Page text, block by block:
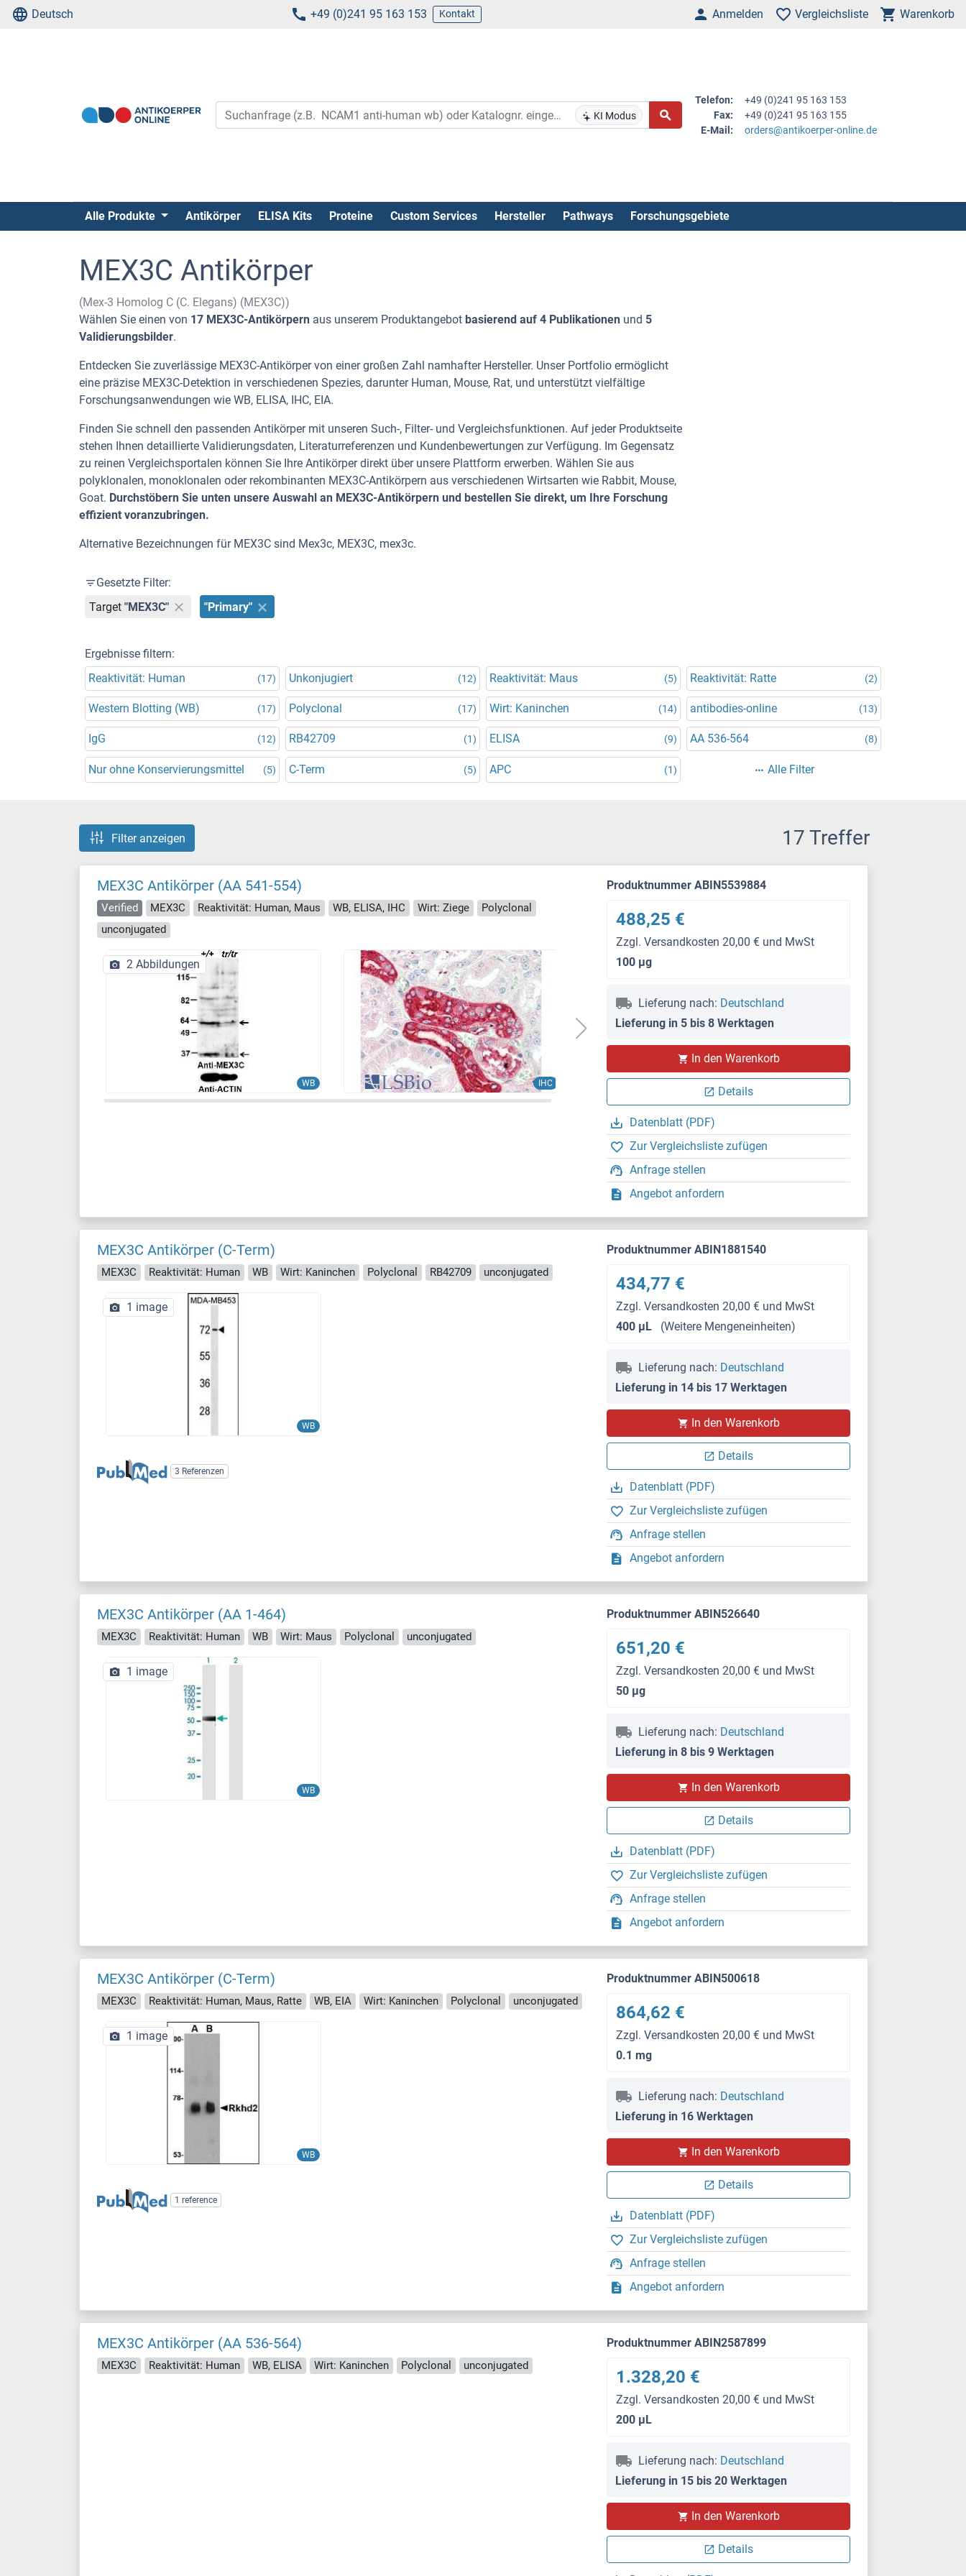
Deutsch +49 (0)241 95 163 153 Kontakt Anmelden Vergleichsliste Warenkorb
KI Modus
Telefon:
+49 (0)241 95 163 153
Fax:
+49 (0)241 95 163 155
E-Mail:
orders@antikoerper-online.de
Alle Produkte Antikörper ELISA Kits Proteine Custom Services Hersteller Pathways Forschungsgebiete
MEX3C Antikörper
(Mex-3 Homolog C (C. Elegans) (MEX3C))
Wählen Sie einen von 17 MEX3C-Antikörpern aus unserem Produktangebot basierend auf 4 Publikationen und 5
Validierungsbilder.
Entdecken Sie zuverlässige MEX3C-Antikörper von einer großen Zahl namhafter Hersteller. Unser Portfolio ermöglicht
eine präzise MEX3C-Detektion in verschiedenen Spezies, darunter Human, Mouse, Rat, und unterstützt vielfältige
Forschungsanwendungen wie WB, ELISA, IHC, EIA.
Finden Sie schnell den passenden Antikörper mit unseren Such-, Filter- und Vergleichsfunktionen. Auf jeder Produktseite
stehen Ihnen detaillierte Validierungsdaten, Literaturreferenzen und Kundenbewertungen zur Verfügung. Im Gegensatz
zu reinen Vergleichsportalen können Sie Ihre Antikörper direkt über unsere Plattform erwerben. Wählen Sie aus
polyklonalen, monoklonalen oder rekombinanten MEX3C-Antikörpern aus verschiedenen Wirtsarten wie Rabbit, Mouse,
Goat. Durchstöbern Sie unten unsere Auswahl an MEX3C-Antikörpern und bestellen Sie direkt, um Ihre Forschung
effizient voranzubringen.
Alternative Bezeichnungen für MEX3C sind Mex3c, MEX3C, mex3c.
Gesetzte Filter:
Target "MEX3C" "Primary"
Ergebnisse filtern:
Reaktivität: Human
(17) Unkonjugiert (12) Reaktivität: Maus (5) Reaktivität: Ratte (2)
Western Blotting (WB) (17) Polyclonal (17) Wirt: Kaninchen (14) antibodies-online (13)
IgG (12) RB42709 (1) ELISA (9) AA 536-564 (8)
Nur ohne Konservierungsmittel (5) C-Term (5) APC (1) Alle Filter
Filter anzeigen 17 Treffer
MEX3C Antikörper (AA 541-554)
Verified MEX3C Reaktivität: Human, Maus WB, ELISA, IHC Wirt: Ziege
Polyclonal
unconjugated
WB IHC
2 Abbildungen
Produktnummer ABIN5539884
488,25 €
Zzgl. Versandkosten 20,00 € und MwSt
100 μg
Lieferung nach: Deutschland
Lieferung in 5 bis 8 Werktagen
In den Warenkorb
Details
Datenblatt (PDF)
Zur Vergleichsliste zufügen
Anfrage stellen
Angebot anfordern
MEX3C Antikörper (C-Term)
MEX3C Reaktivität: Human WB Wirt: Kaninchen Polyclonal RB42709 unconjugated
WB
1 image
3 Referenzen
Produktnummer ABIN1881540
434,77 €
Zzgl. Versandkosten 20,00 € und MwSt
400 μL
(Weitere Mengeneinheiten)
Lieferung nach: Deutschland
Lieferung in 14 bis 17 Werktagen
In den Warenkorb
Details
Datenblatt (PDF)
Zur Vergleichsliste zufügen
Anfrage stellen
Angebot anfordern
MEX3C Antikörper (AA 1-464)
MEX3C Reaktivität: Human WB Wirt: Maus Polyclonal unconjugated
WB
1 image
Produktnummer ABIN526640
651,20 €
Zzgl. Versandkosten 20,00 € und MwSt
50 μg
Lieferung nach: Deutschland
Lieferung in 8 bis 9 Werktagen
In den Warenkorb
Details
Datenblatt (PDF)
Zur Vergleichsliste zufügen
Anfrage stellen
Angebot anfordern
MEX3C Antikörper (C-Term)
MEX3C Reaktivität: Human, Maus, Ratte WB, EIA Wirt: Kaninchen Polyclonal unconjugated
WB
1 image
1 reference
Produktnummer ABIN500618
864,62 €
Zzgl. Versandkosten 20,00 € und MwSt
0.1 mg
Lieferung nach: Deutschland
Lieferung in 16 Werktagen
In den Warenkorb
Details
Datenblatt (PDF)
Zur Vergleichsliste zufügen
Anfrage stellen
Angebot anfordern
MEX3C Antikörper (AA 536-564)
MEX3C Reaktivität: Human WB, ELISA Wirt: Kaninchen Polyclonal unconjugated
Produktnummer ABIN2587899
1.328,20 €
Zzgl. Versandkosten 20,00 € und MwSt
200 μL
Lieferung nach: Deutschland
Lieferung in 15 bis 20 Werktagen
In den Warenkorb
Details